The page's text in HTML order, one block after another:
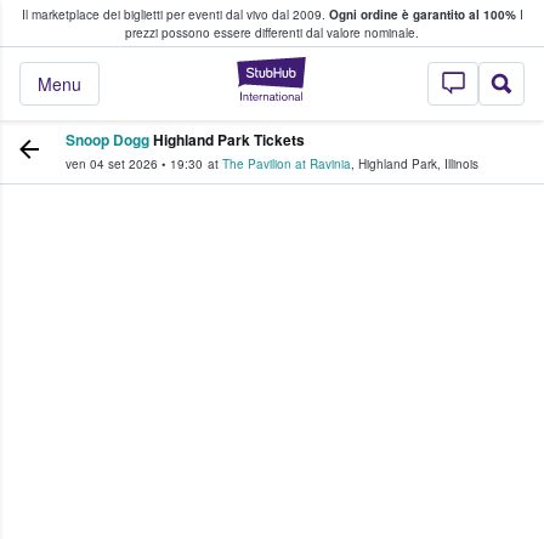
Il marketplace dei biglietti per eventi dal vivo dal 2009. Ogni ordine è garantito al 100%I
prezzi possono essere differenti dal valore nominale.
StubHub - Dove
Menu
fan comprano e vendono biglietti
Snoop DoggHighland Park Tickets
ven 04 set 2026 • 19:30 at The Pavilion at Ravinia, Highland Park, Illinois